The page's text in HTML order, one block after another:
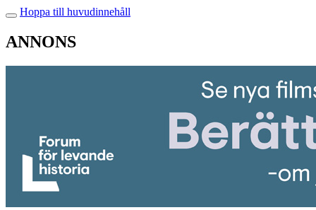
Hoppa till huvudinnehåll
ANNONS